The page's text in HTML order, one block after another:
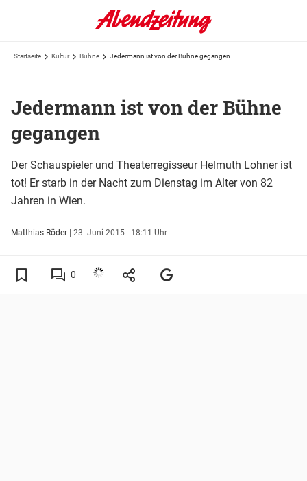
Startseite Kultur Bühne Jedermann ist von der Bühne gegangen
Jedermann ist von der Bühne
gegangen
Der Schauspieler und Theaterregisseur Helmuth Lohner ist
tot! Er starb in der Nacht zum Dienstag im Alter von 82
Jahren in Wien.
Matthias Röder | 23. Juni 2015 - 18:11 Uhr
0